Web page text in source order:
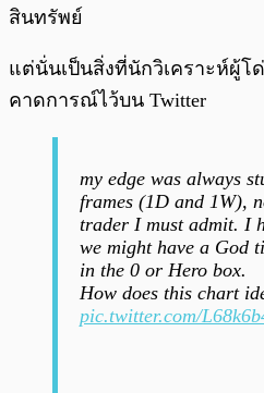
สินทรัพย์
แต่นั่นเป็นสิ่งที่นักวิเคราะห์ผู้โ
คาดการณ์ไว้บน Twitter
my edge was always
frames (1D and 1W),
trader I must admit. I
we might have a God
in the 0 or Hero box.
How does this chart
pic.twitter.com/